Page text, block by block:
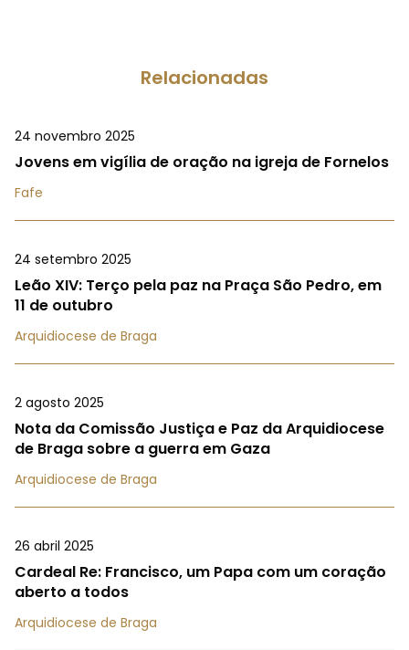
Relacionadas
24 novembro 2025
Jovens em vigília de oração na igreja de Fornelos
Fafe
24 setembro 2025
Leão XIV: Terço pela paz na Praça São Pedro, em
11 de outubro
Arquidiocese de Braga
2 agosto 2025
Nota da Comissão Justiça e Paz da Arquidiocese
de Braga sobre a guerra em Gaza
Arquidiocese de Braga
26 abril 2025
Cardeal Re: Francisco, um Papa com um coração
aberto a todos
Arquidiocese de Braga